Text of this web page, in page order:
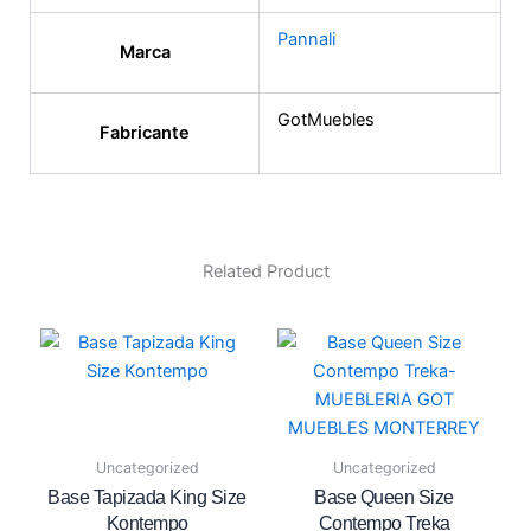
Marca
Pannali
Fabricante
GotMuebles
Related Product
Uncategorized
Base Tapizada King Size
Kontempo
Uncategorized
Base Queen Size
Contempo Treka